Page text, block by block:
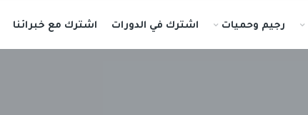
رجيم وحميات اشترك في الدورات اشترك مع خبرائنا